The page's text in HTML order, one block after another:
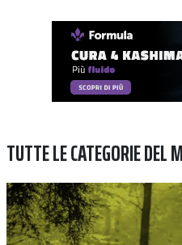
TUTTE LE CATEGORIE DEL